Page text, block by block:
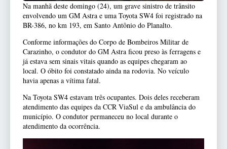
Na manhã deste domingo (24), um grave sinistro de trânsito
envolvendo um GM Astra e uma Toyota SW4 foi registrado na
BR-386, no km 193, em Santo Antônio do Planalto.
Conforme informações do Corpo de Bombeiros Militar de
Carazinho, o condutor do GM Astra ficou preso às ferragens e
já estava sem sinais vitais quando as equipes chegaram ao
local. O óbito foi constatado ainda na rodovia. No veículo
havia apenas a vítima fatal.
Na Toyota SW4 estavam três ocupantes. Dois deles receberam
atendimento das equipes da CCR ViaSul e da ambulância do
município. O condutor permaneceu no local durante o
atendimento da ocorrência.